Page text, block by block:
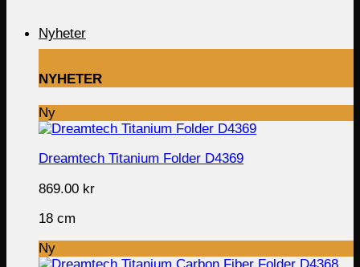
Nyheter
NYHETER
Ny
Dreamtech Titanium Folder D4369
869.00 kr
18 cm
Ny